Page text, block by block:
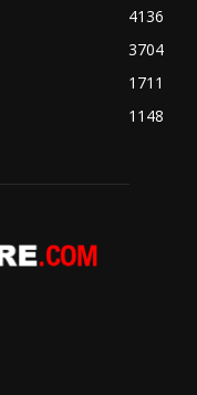
4136
3704
1711
1148